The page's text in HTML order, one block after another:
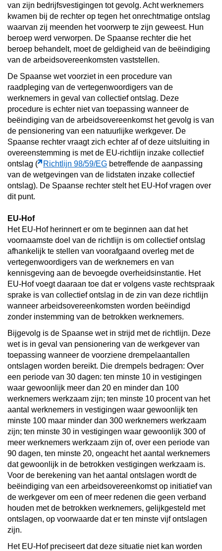
van zijn bedrijfsvestigingen tot gevolg. Acht werknemers
kwamen bij de rechter op tegen het onrechtmatige ontslag
waarvan zij meenden het voorwerp te zijn geweest. Hun
beroep werd verworpen. De Spaanse rechter die het
beroep behandelt, moet de geldigheid van de beëindiging
van de arbeidsovereenkomsten vaststellen.
De Spaanse wet voorziet in een procedure van
raadpleging van de vertegenwoordigers van de
werknemers in geval van collectief ontslag. Deze
procedure is echter niet van toepassing wanneer de
beëindiging van de arbeidsovereenkomst het gevolg is van
de pensionering van een natuurlijke werkgever. De
Spaanse rechter vraagt zich echter af of deze uitsluiting in
overeenstemming is met de EU-richtlijn inzake collectief
ontslag (
Richtlijn 98/59/EG betreffende de aanpassing
van de wetgevingen van de lidstaten inzake collectief
ontslag). De Spaanse rechter stelt het EU-Hof vragen over
dit punt.
EU-Hof
Het EU-Hof herinnert er om te beginnen aan dat het
voornaamste doel van de richtlijn is om collectief ontslag
afhankelijk te stellen van voorafgaand overleg met de
vertegenwoordigers van de werknemers en van
kennisgeving aan de bevoegde overheidsinstantie. Het
EU-Hof voegt daaraan toe dat er volgens vaste rechtspraak
sprake is van collectief ontslag in de zin van deze richtlijn
wanneer arbeidsovereenkomsten worden beëindigd
zonder instemming van de betrokken werknemers.
Bijgevolg is de Spaanse wet in strijd met de richtlijn. Deze
wet is in geval van pensionering van de werkgever van
toepassing wanneer de voorziene drempelaantallen
ontslagen worden bereikt. Die drempels bedragen: Over
een periode van 30 dagen: ten minste 10 in vestigingen
waar gewoonlijk meer dan 20 en minder dan 100
werknemers werkzaam zijn; ten minste 10 procent van het
aantal werknemers in vestigingen waar gewoonlijk ten
minste 100 maar minder dan 300 werknemers werkzaam
zijn; ten minste 30 in vestigingen waar gewoonlijk 300 of
meer werknemers werkzaam zijn of, over een periode van
90 dagen, ten minste 20, ongeacht het aantal werknemers
dat gewoonlijk in de betrokken vestigingen werkzaam is.
Voor de berekening van het aantal ontslagen wordt de
beëindiging van een arbeidsovereenkomst op initiatief van
de werkgever om een of meer redenen die geen verband
houden met de betrokken werknemers, gelijkgesteld met
ontslagen, op voorwaarde dat er ten minste vijf ontslagen
zijn.
Het EU-Hof preciseert dat deze situatie niet kan worden